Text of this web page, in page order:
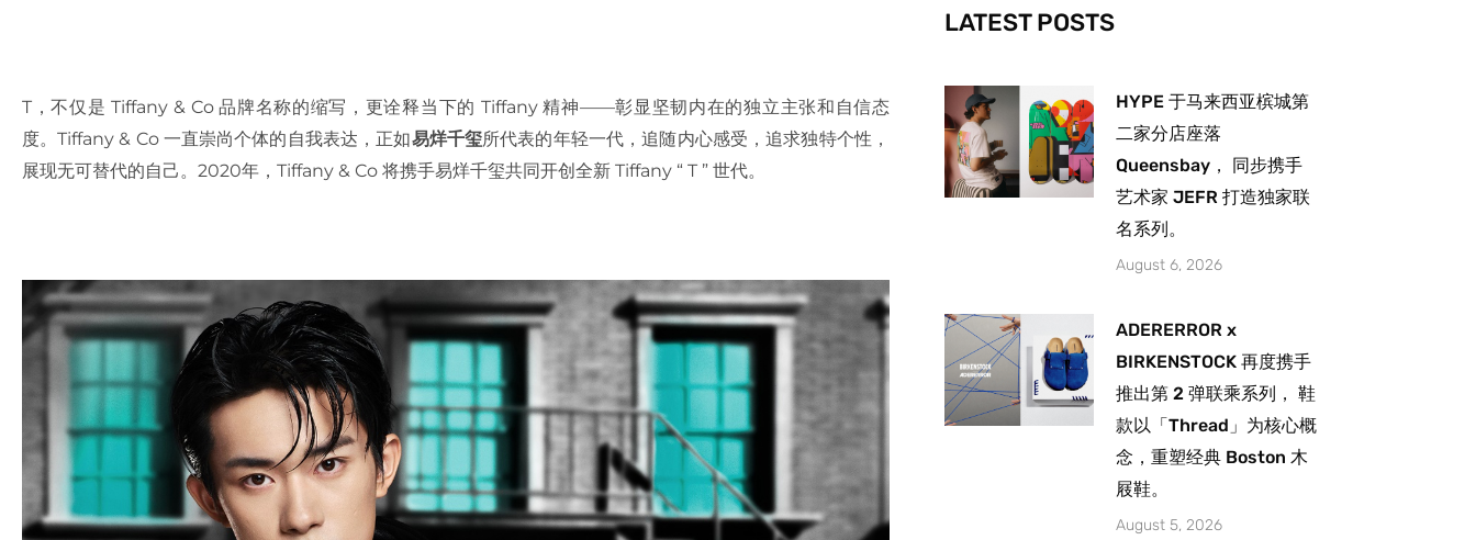
T，不仅是 Tiffany & Co 品牌名称的缩写，更诠释当下的 Tiffany 精神——彰显坚韧内在的独立主张和自信态
度。Tiffany & Co 一直崇尚个体的自我表达，正如易烊千玺所代表的年轻一代，追随内心感受，追求独特个性，
展现无可替代的自己。2020年，Tiffany & Co 将携手易烊千玺共同开创全新 Tiffany “ T ” 世代。
-
f
m
LATEST POSTS
HYPE 于马来西亚槟城第
二家分店座落
Queensbay， 同步携手
艺术家 JEFR 打造独家联
名系列。
August 6, 2026
ADERERROR x
BIRKENSTOCK 再度携手
推出第 2 弹联乘系列， 鞋
款以「Thread」为核心概
念，重塑经典 Boston 木
屐鞋。
August 5, 2026